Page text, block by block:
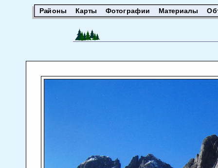
Районы Карты Фотографии Материалы